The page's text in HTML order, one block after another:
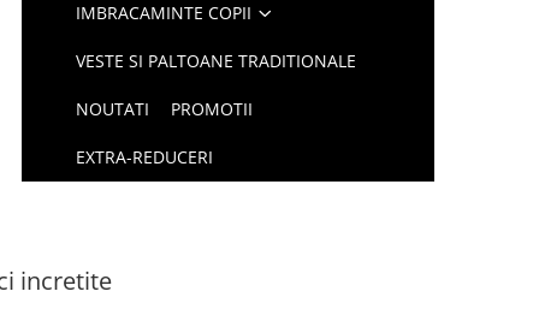
IMBRACAMINTE COPII
VESTE SI PALTOANE TRADITIONALE
NOUTATI PROMOTII
EXTRA-REDUCERI
incretite